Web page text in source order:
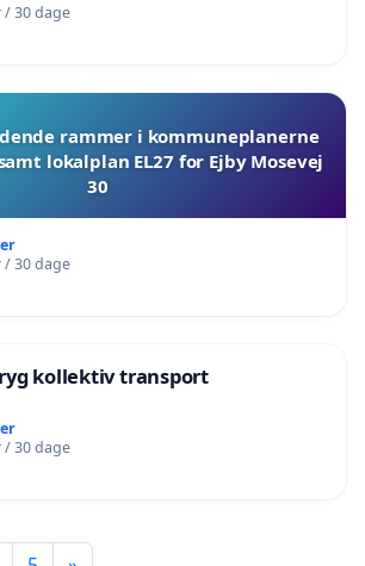
30 dage
rammer i kommuneplanerne
samt lokalplan EL27 for Ejby Mosevej
30
30 dage
kollektiv transport
30 dage